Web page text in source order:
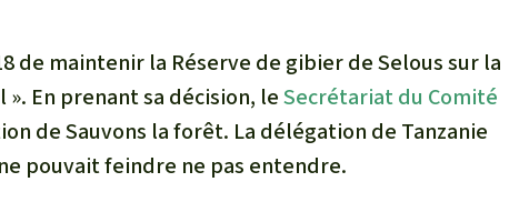
de maintenir la Réserve de gibier de Selous sur la
En prenant sa décision, leSecrétariat du Comité
de Sauvons la forêt. La délégation de Tanzanie
pouvait feindre ne pas entendre.